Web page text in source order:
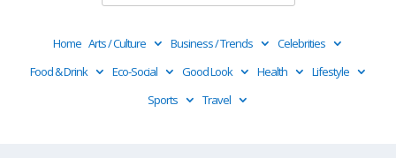
Home Arts / Culture Business / Trends
Celebrities
Food & Drink
Eco-Social Good Look Health
Lifestyle
Sports
Travel